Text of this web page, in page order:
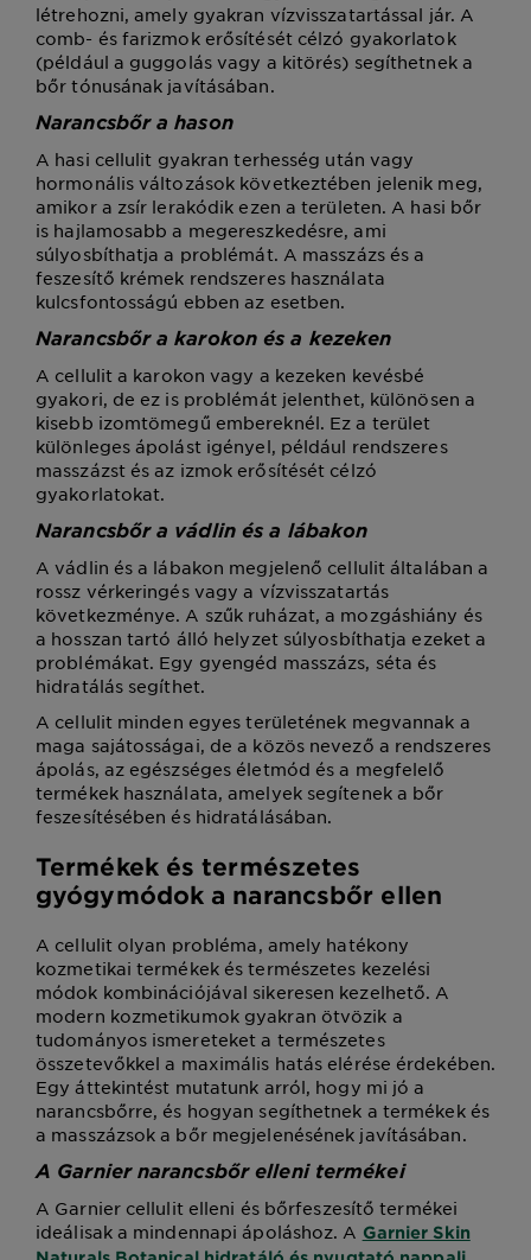
létrehozni, amely gyakran vízvisszatartással jár. A
comb- és farizmok erősítését célzó gyakorlatok
(például a guggolás vagy a kitörés) segíthetnek a
bőr tónusának javításában.
Narancsbőr a hason
A hasi cellulit gyakran terhesség után vagy
hormonális változások következtében jelenik meg,
amikor a zsír lerakódik ezen a területen. A hasi bőr
is hajlamosabb a megereszkedésre, ami
súlyosbíthatja a problémát. A masszázs és a
feszesítő krémek rendszeres használata
kulcsfontosságú ebben az esetben.
Narancsbőr a karokon és a kezeken
A cellulit a karokon vagy a kezeken kevésbé
gyakori, de ez is problémát jelenthet, különösen a
kisebb izomtömegű embereknél. Ez a terület
különleges ápolást igényel, például rendszeres
masszázst és az izmok erősítését célzó
gyakorlatokat.
Narancsbőr a vádlin és a lábakon
A vádlin és a lábakon megjelenő cellulit általában a
rossz vérkeringés vagy a vízvisszatartás
következménye. A szűk ruházat, a mozgáshiány és
a hosszan tartó álló helyzet súlyosbíthatja ezeket a
problémákat. Egy gyengéd masszázs, séta és
hidratálás segíthet.
A cellulit minden egyes területének megvannak a
maga sajátosságai, de a közös nevező a rendszeres
ápolás, az egészséges életmód és a megfelelő
termékek használata, amelyek segítenek a bőr
feszesítésében és hidratálásában.
Termékek és természetes
gyógymódok a narancsbőr ellen
A cellulit olyan probléma, amely hatékony
kozmetikai termékek és természetes kezelési
módok kombinációjával sikeresen kezelhető. A
modern kozmetikumok gyakran ötvözik a
tudományos ismereteket a természetes
összetevőkkel a maximális hatás elérése érdekében.
Egy áttekintést mutatunk arról, hogy mi jó a
narancsbőrre, és hogyan segíthetnek a termékek és
a masszázsok a bőr megjelenésének javításában.
A Garnier narancsbőr elleni termékei
A Garnier cellulit elleni és bőrfeszesítő termékei
ideálisak a mindennapi ápoláshoz. A Garnier Skin